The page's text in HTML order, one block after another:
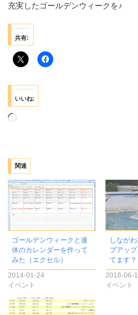
充実したゴールデンウィークを♪
共有:
いいね:
読
み
中…
関連
ゴールデンウィークと連
休のカレンダーを作って
みた（エクセル）
2014-01-24
イベント
しなが
プアッ
てます？
2018-06-
イベント